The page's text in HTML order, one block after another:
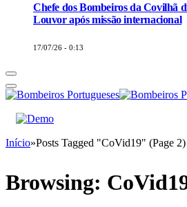
Chefe dos Bombeiros da Covilhã
Louvor após missão internacional
17/07/26 - 0:13
Início»Posts Tagged "CoVid19" (Page 2)
Browsing: